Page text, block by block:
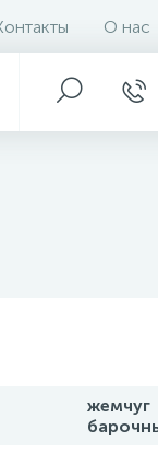
О нас
жемчуг